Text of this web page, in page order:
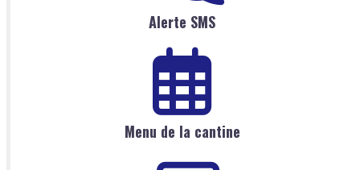
Alerte SMS
Menu de la cantine